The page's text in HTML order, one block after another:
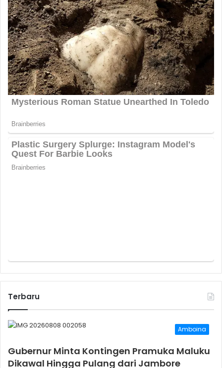
Terbaru
Amboina
Gubernur Minta Kontingen Pramuka Maluku
Dikawal Hingga Pulang dari Jambore